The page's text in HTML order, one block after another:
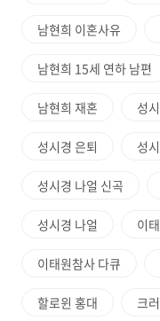
남현희 이혼사유
남현희 15세 연하 남편
남현희 재혼 성
성시경 은퇴 성
성시경 나얼 신곡
성시경 나얼 이
이태원참사 다큐
할로윈 홍대 크